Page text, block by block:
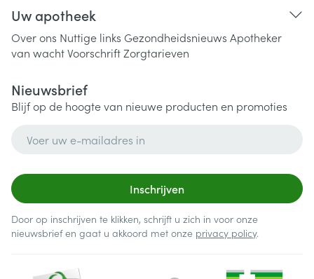
Uw apotheek
Over ons Nuttige links Gezondheidsnieuws Apotheker
van wachtVoorschriftZorgtarieven
Nieuwsbrief
Blijf op de hoogte van nieuwe producten en promoties
Inschrijven
Door op inschrijven te klikken, schrijft u zich in voor onze
nieuwsbrief en gaat u akkoord met onze privacy policy.